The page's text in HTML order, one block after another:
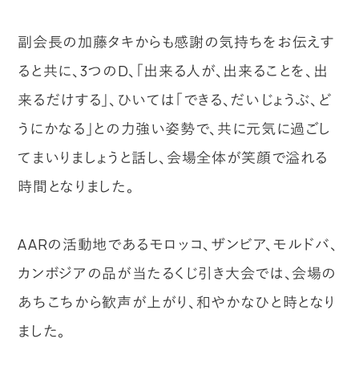
副会長の加藤タキからも感謝の気持ちをお伝えす
ると共に、3つのD、｢出来る人が、出来ることを、出
来るだけする｣、ひいては「できる、だいじょうぶ、ど
うにかなる」との力強い姿勢で、共に元気に過ごし
てまいりましょうと話し、会場全体が笑顔で溢れる
時間となりました。
AARの活動地であるモロッコ、ザンビア、モルドバ、
カンボジアの品が当たるくじ引き大会では、会場の
あちこちから歓声が上がり、和やかなひと時となり
ました。